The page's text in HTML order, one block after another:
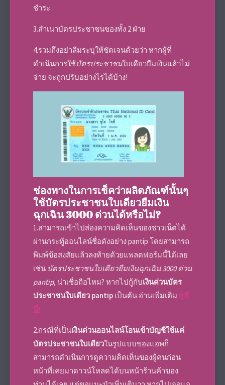
ชำระ
3.สำเนาบัตรประชาชนของทั้ง 2 ฝ่าย
4.รวมถึงอย่าลืมระบุให้ชัดเจนด้วยว่า หากผู้ที่
ดำเนินการใช้บัตรประชาชนใบเดียวยืมเงินแล้วไม่
จ่าย จะถูกปรับอย่างไรได้บ้าง!
ช่องทางในการเช็คว่าผลิตภัณฑ์นั้นๆ
ใช้บัตรประชาชนใบเดียวยืมเงิน
ฉุกเฉิน 3000 ด่วนได้หรือไม่?
1.สามารถเข้าไปส่องความคิดเห็นของชาวเน็ตได้
ผ่านกระทู้ออนไลน์ชื่อดังอย่าง pantip โดยสามารถ
พิมพ์ข้อสงสัยแล้วลงท้ายด้วยแพลตฟอร์มนี้ได้เลย
เช่น บัตรประชาชนใบเดียวยืมเงินฉุกเฉิน 3000 ด่วน
pantip, น่าเชื่อถือไหม? หากไปกู้กับเงินด่วนบัตร
ประชาชนใบเดียว pantip เป็นต้น อ่านเพิ่มเติม ดูที่
นี่!
2.กรณีที่เป็นเงินด่วนออนไลน์โอนเข้าบัญชีใช้แค่
บัตรประชาชนใบเดียวในรูปแบบของแอพก็
สามารถดำเนินการดูความคิดเห็นของผู้คนก่อน
หน้าที่เคยมาดาวน์โหลดได้บนหน้าร้านค้าของ